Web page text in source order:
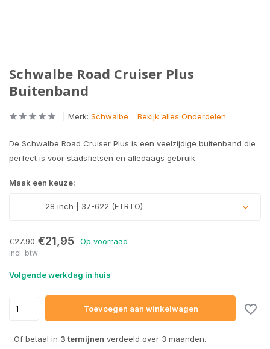
Schwalbe Road Cruiser Plus
Buitenband
Merk: Schwalbe Bekijk alles Onderdelen
De Schwalbe Road Cruiser Plus is een veelzijdige buitenband die
perfect is voor stadsfietsen en alledaags gebruik.
Maak een keuze:
28 inch | 37-622 (ETRTO)
€27,90 €21,95 Op voorraad
Incl. btw
Volgende werkdag in huis
Toevoegen aan winkelwagen
Of betaal in 3 termijnen verdeeld over 3 maanden.